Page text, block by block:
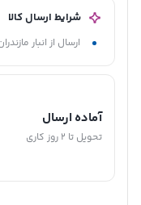
شرایط ارسال کالا
ارسال از انبار مازندران:تحویل 1
آماده ارسال
تحویل تا 2 روز کاری